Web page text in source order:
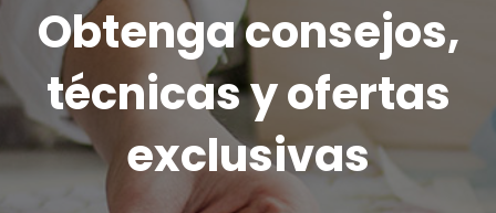
Obtenga consejos,
técnicas y ofertas
exclusivas